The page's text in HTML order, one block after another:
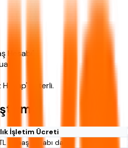
Hesap' yeterli.
İşletim Ücreti
(maaş hesabı dahil)